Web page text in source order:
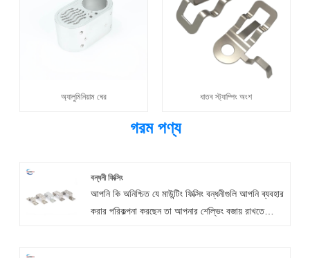
অ্যালুমিনিয়াম ঘের ধাতব স্ট্যাম্পিং অংশ
গরম পণ্য
বন্ধনী ফিক্সিং
আপনি কি অনিশ্চিত যে মাউন্টিং ফিক্সিং বন্ধনীগুলি আপনি ব্যবহার
করার পরিকল্পনা করছেন তা আপনার শেল্ভিং বজায় রাখতে